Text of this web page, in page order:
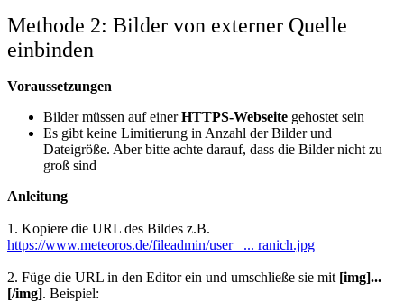
Methode 2: Bilder von externer Quelle
einbinden
Voraussetzungen
Bilder müssen auf einerHTTPS-Webseite gehostet sein
Es gibt keine Limitierung in Anzahl der Bilder und
Dateigröße. Aber bitte achte darauf, dass die Bilder nicht zu
groß sind
Anleitung
1. Kopiere die URL des Bildes z.B.
https://www.meteoros.de/fileadmin/user_ ... ranich.jpg
2. Füge die URL in den Editor ein und umschließe sie mit [img]...
[/img]. Beispiel: